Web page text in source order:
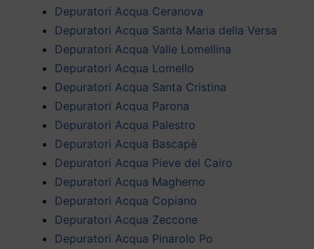
Depuratori Acqua Ceranova
Depuratori Acqua Santa Maria della Versa
Depuratori Acqua Valle Lomellina
Depuratori Acqua Lomello
Depuratori Acqua Santa Cristina
Depuratori Acqua Parona
Depuratori Acqua Palestro
Depuratori Acqua Bascapè
Depuratori Acqua Pieve del Cairo
Depuratori Acqua Magherno
Depuratori Acqua Copiano
Depuratori Acqua Zeccone
Depuratori Acqua Pinarolo Po